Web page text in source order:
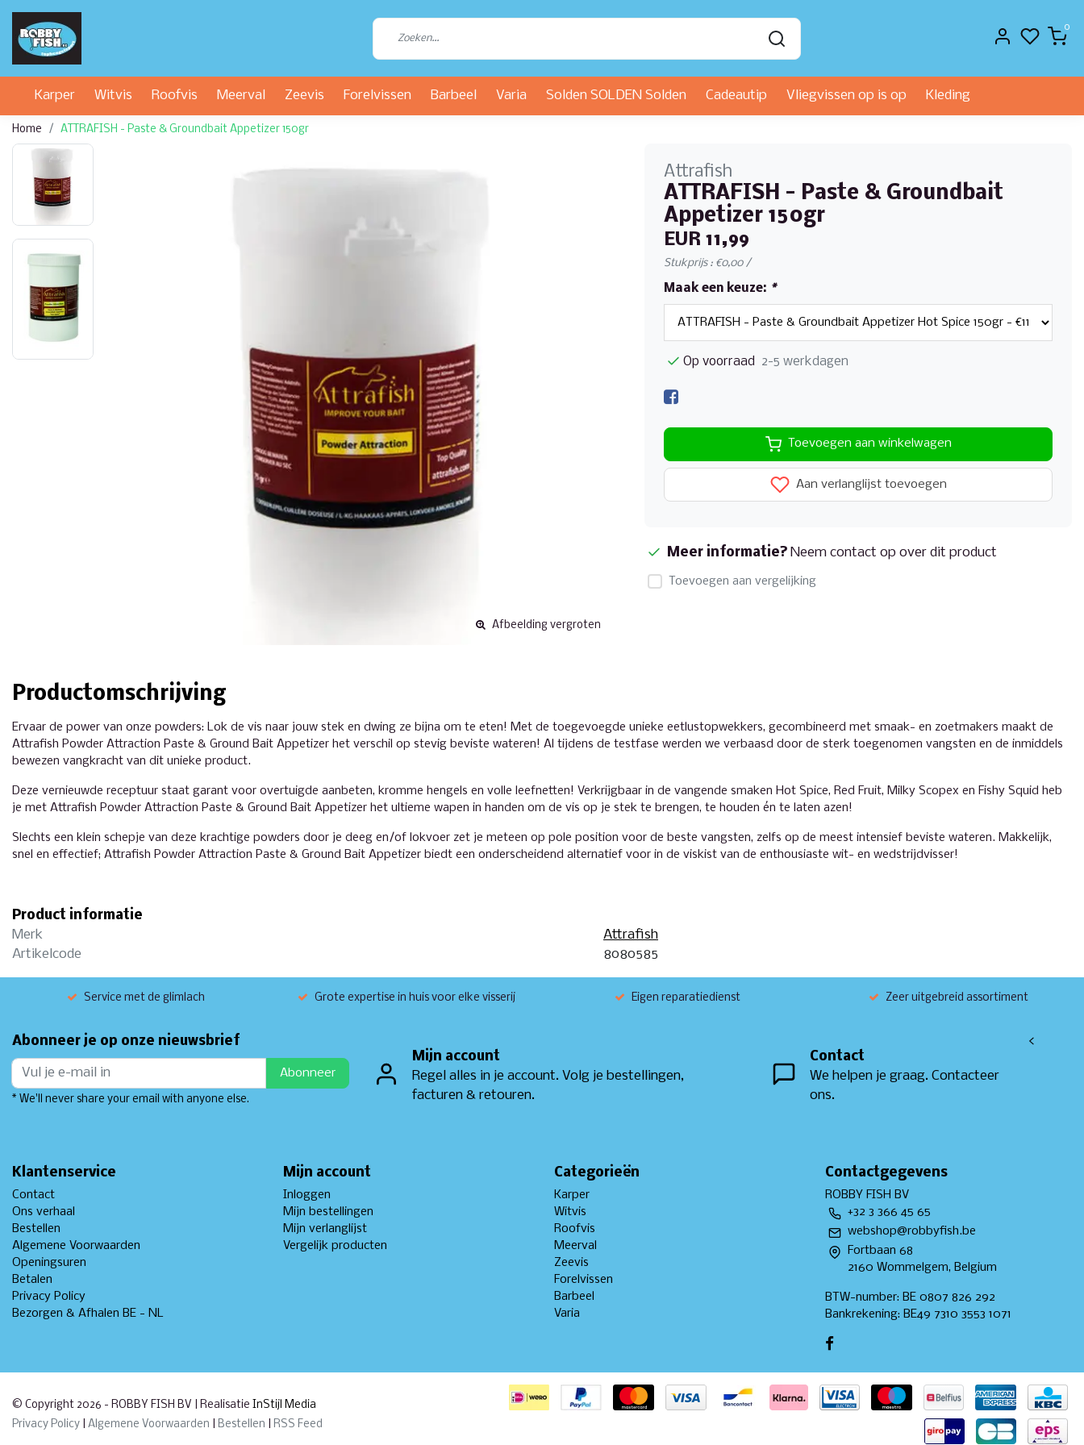
0
Karper Witvis Roofvis Meerval Zeevis Forelvissen Barbeel Varia Solden SOLDEN Solden Cadeautip Vliegvissen op is op Kleding
Home ATTRAFISH - Paste & Groundbait Appetizer 150gr
Afbeelding vergroten
Attrafish
ATTRAFISH - Paste & Groundbait
Appetizer 150gr
EUR 11,99
Stukprijs : €0,00 /
Maak een keuze: *
Op voorraad 2-5 werkdagen
Toevoegen aan winkelwagen
Aan verlanglijst toevoegen
Meer informatie? Neem contact op over dit product
Toevoegen aan vergelijking
Productomschrijving
Ervaar de power van onze powders: Lok de vis naar jouw stek en dwing ze bijna om te eten! Met de toegevoegde unieke eetlustopwekkers, gecombineerd met smaak- en zoetmakers maakt de
Attrafish Powder Attraction Paste & Ground Bait Appetizer het verschil op stevig beviste wateren! Al tijdens de testfase werden we verbaasd door de sterk toegenomen vangsten en de inmiddels
bewezen vangkracht van dit unieke product.
Deze vernieuwde receptuur staat garant voor overtuigde aanbeten, kromme hengels en volle leefnetten! Verkrijgbaar in de vangende smaken Hot Spice, Red Fruit, Milky Scopex en Fishy Squid heb
je met Attrafish Powder Attraction Paste & Ground Bait Appetizer het ultieme wapen in handen om de vis op je stek te brengen, te houden én te laten azen!
Slechts een klein schepje van deze krachtige powders door je deeg en/of lokvoer zet je meteen op pole position voor de beste vangsten, zelfs op de meest intensief beviste wateren. Makkelijk,
snel en effectief; Attrafish Powder Attraction Paste & Ground Bait Appetizer biedt een onderscheidend alternatief voor in de viskist van de enthousiaste wit- en wedstrijdvisser!
Product informatie
Merk
Attrafish
Artikelcode
8080585
Service met de glimlach Grote expertise in huis voor elke visserij Eigen reparatiedienst Zeer uitgebreid assortiment
Abonneer je op onze nieuwsbrief
Abonneer
* We'll never share your email with anyone else.
Mijn account
Regel alles in je account. Volg je bestellingen,
facturen & retouren.
Contact
We helpen je graag. Contacteer
ons.
<
Klantenservice
Contact
Ons verhaal
Bestellen
Algemene Voorwaarden
Openingsuren
Betalen
Privacy Policy
Bezorgen & Afhalen BE - NL
Mijn account
Inloggen
Mijn bestellingen
Mijn verlanglijst
Vergelijk producten
Categorieën
Karper
Witvis
Roofvis
Meerval
Zeevis
Forelvissen
Barbeel
Varia
Contactgegevens
ROBBY FISH BV
+32 3 366 45 65
webshop@robbyfish.be
Fortbaan 68
2160 Wommelgem, Belgium
BTW-number: BE 0807 826 292
Bankrekening: BE49 7310 3553 1071
© Copyright 2026 - ROBBY FISH BV | Realisatie InStijl Media
Privacy Policy
Algemene Voorwaarden Bestellen RSS Feed